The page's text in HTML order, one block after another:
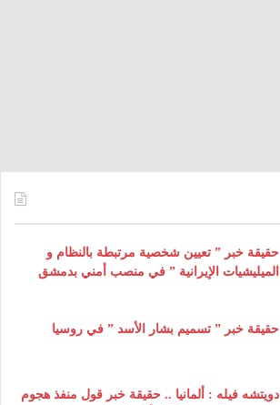
حقيقة خبر ” تعيين شخصية مرتبطة بالنظام و
الميليشيات الإيرانية ” في منصب أمني بدمشق
حقيقة خبر ” تسميم بشار الأسد ” في روسيا
دويتشه فيله : ألمانيا .. حقيقة خبر قول منفذ هجوم